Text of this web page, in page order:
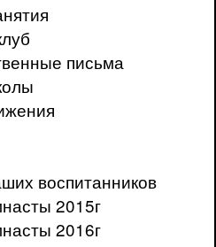
письма
воспитанников
2015г
2016г